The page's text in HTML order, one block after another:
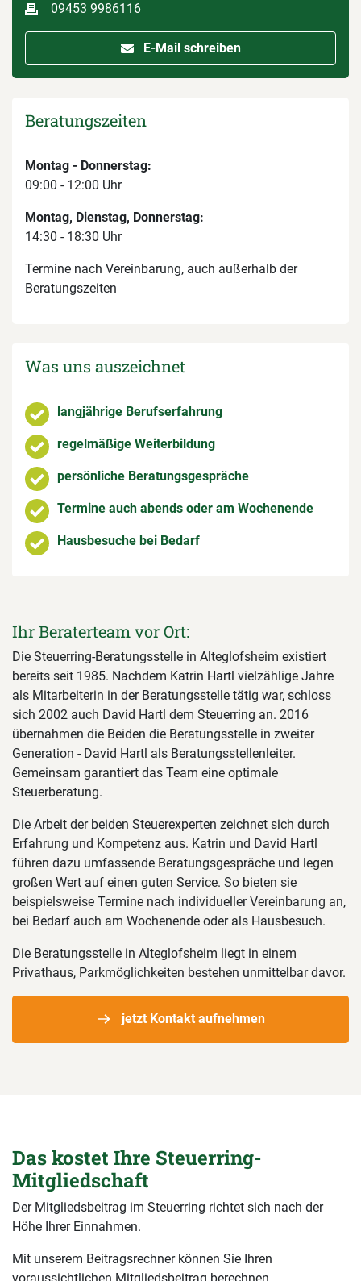
09453 9986116
E-Mail schreiben
Beratungszeiten
Montag - Donnerstag:
09:00 - 12:00 Uhr
Montag, Dienstag, Donnerstag:
14:30 - 18:30 Uhr
Termine nach Vereinbarung, auch außerhalb der
Beratungszeiten
Was uns auszeichnet
langjährige Berufserfahrung
regelmäßige Weiterbildung
persönliche Beratungsgespräche
Termine auch abends oder am Wochenende
Hausbesuche bei Bedarf
Ihr Beraterteam vor Ort:
Die Steuerring-Beratungsstelle in Alteglofsheim existiert
bereits seit 1985. Nachdem Katrin Hartl vielzählige Jahre
als Mitarbeiterin in der Beratungsstelle tätig war, schloss
sich 2002 auch David Hartl dem Steuerring an. 2016
übernahmen die Beiden die Beratungsstelle in zweiter
Generation - David Hartl als Beratungsstellenleiter.
Gemeinsam garantiert das Team eine optimale
Steuerberatung.
Die Arbeit der beiden Steuerexperten zeichnet sich durch
Erfahrung und Kompetenz aus. Katrin und David Hartl
führen dazu umfassende Beratungsgespräche und legen
großen Wert auf einen guten Service. So bieten sie
beispielsweise Termine nach individueller Vereinbarung an,
bei Bedarf auch am Wochenende oder als Hausbesuch.
Die Beratungsstelle in Alteglofsheim liegt in einem
Privathaus, Parkmöglichkeiten bestehen unmittelbar davor.
jetzt Kontakt aufnehmen
Das kostet Ihre Steuerring-
Mitgliedschaft
Der Mitgliedsbeitrag im Steuerring richtet sich nach der
Höhe Ihrer Einnahmen.
Mit unserem Beitragsrechner können Sie Ihren
voraussichtlichen Mitgliedsbeitrag berechnen.